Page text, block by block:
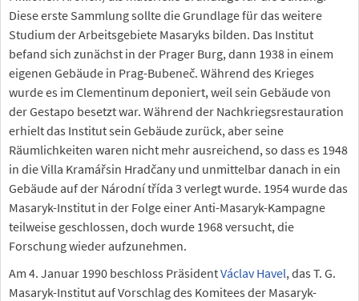
Diese erste Sammlung sollte die Grundlage für das weitere
Studium der Arbeitsgebiete Masaryks bilden. Das Institut
befand sich zunächst in der Prager Burg, dann 1938 in einem
eigenen Gebäude in Prag-Bubeneč. Während des Krieges
wurde es im Clementinum deponiert, weil sein Gebäude von
der Gestapo besetzt war. Während der Nachkriegsrestauration
erhielt das Institut sein Gebäude zurück, aber seine
Räumlichkeiten waren nicht mehr ausreichend, so dass es 1948
in die Villa Kramářsin Hradčany und unmittelbar danach in ein
Gebäude auf der Národní třída 3 verlegt wurde. 1954 wurde das
Masaryk-Institut in der Folge einer Anti-Masaryk-Kampagne
teilweise geschlossen, doch wurde 1968 versucht, die
Forschung wieder aufzunehmen.
Am 4. Januar 1990 beschloss PräsidentVáclav Havel, das T. G.
Masaryk-Institut auf Vorschlag des Komitees der Masaryk-